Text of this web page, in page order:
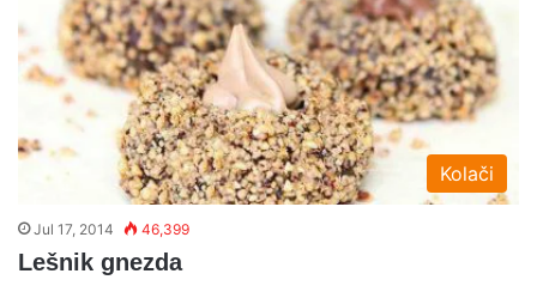
Kolači
Jul 17, 2014 46,399
Lešnik gnezda